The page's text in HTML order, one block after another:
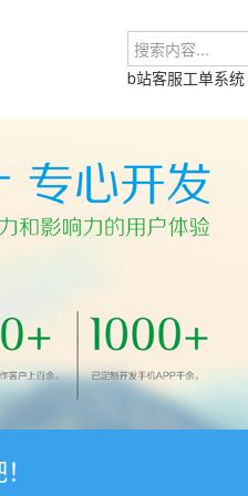
b站客服工单系统